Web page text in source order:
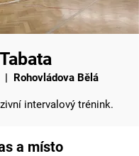
Tabata
|
Rohovládova Bělá
intervalový trénink.
a místo